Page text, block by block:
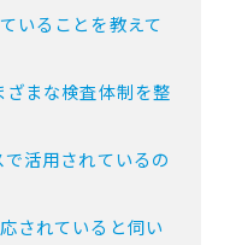
いることを教えて
まな検査体制を整
活用されているの
されていると伺い